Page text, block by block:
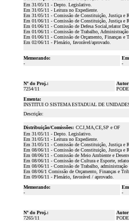
Em 31/05/11 - Depto. Legislativo.
Em 31/05/11 - Leitura no Expediente.
Em 31/05/11 - Comissão de Constituição, Justiça e
Em 01/06/11 - Comissão de Constituição, Justiça e
Em 01/06/11 - Comissão de Defesa Social,relator
Em 01/06/11 - Comissão de Trabalho,
Em 01/06/11 - Comissão de Orçamento, Finanças e
Em 02/06/11 - Plenário, favorável/aprovado.
Memorando:
-
-
Nº do Proj.:
7254/11
Ementa:
INSTITUI O SISTEMA ESTADUAL DE
Descrição:
Distribuição/Comissões: CCJ,MA,CE,SP e OF
Em 31/05/11 - Depto. Legislativo.
Em 31/05/11 - Leitura no Expediente.
Em 31/05/11 - Comissão de Constituição, Justiça e
Em 08/06/11 - Comissão de Constituição, Justiça e
Em 08/06/11 - Comissão de Meio Ambiente e
Em 08/06/11 - Comissão de Cultura e Esporte,
Em 08/06/11 - Comissão de Trabalho,
Em 08/06/1 Comissão de Orçamento, Finanças e
Em 09/06/11 - Plenário, favorável / aprovado.
Memorando:
-
-
Nº do Proj.:
7265/11